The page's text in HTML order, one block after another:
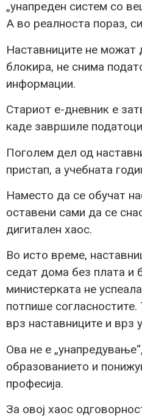
„унапреден систем со
А во реалноста пораз,
Наставниците не можат
блокира, не снима
информации.
Стариот е-дневник е
каде завршиле
Поголем дел од
пристап, а учебната
Наместо да се обучат
оставени сами да се
дигитален хаос.
Во исто време,
седат дома без плата и
министерката не
потпише
врз наставниците и врз
Ова не е
образованието и
професија.
За овој хаос